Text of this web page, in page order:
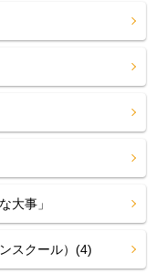
大事」
スクール）(4)